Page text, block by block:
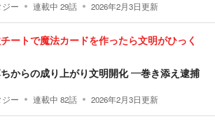
ー 連載中 29話 2026年2月3日更新
ートで魔法カードを作ったら文明がひっく
からの成り上がり文明開化 ―巻き添え逮捕
ー 連載中 82話 2026年2月3日更新